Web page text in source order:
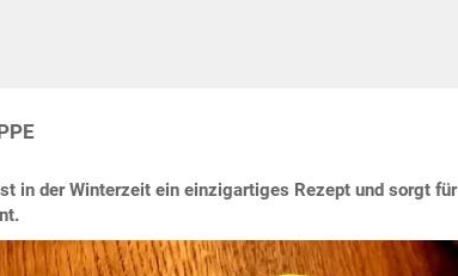
in der Winterzeit ein einzigartiges Rezept und sorgt für